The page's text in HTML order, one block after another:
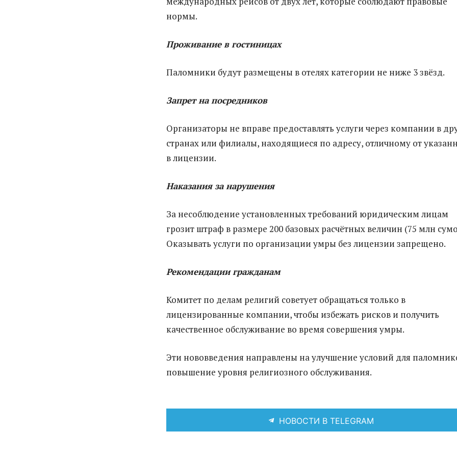
нормы.
Проживание в гостиницах
Паломники будут размещены в отелях категории не ниже 3 звёзд.
Запрет на посредников
Организаторы не вправе предоставлять услуги через компании в
странах или филиалы, находящиеся по адресу, отличному от
в лицензии.
Наказания за нарушения
За несоблюдение установленных требований юридическим лицам
грозит штраф в размере 200 базовых расчётных величин (75 млн
Оказывать услуги по организации умры без лицензии запрещено.
Рекомендации гражданам
Комитет по делам религий советует обращаться только в
лицензированные компании, чтобы избежать рисков и получить
качественное обслуживание во время совершения умры.
Эти нововведения направлены на улучшение условий для
повышение уровня религиозного обслуживания.
НОВОСТИ В TELEGRAM